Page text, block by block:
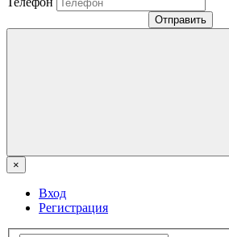
Отправить
×
Вход
Регистрация